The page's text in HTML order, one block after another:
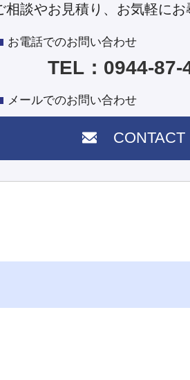
相談やお見積り、お気軽にお
お電話でのお問い合わせ
TEL：0944-87-
メールでのお問い合わせ
CONTACT